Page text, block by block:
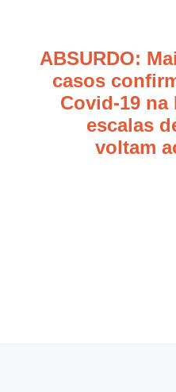
ABSURDO:
casos
Covid-19 na
escalas
voltam